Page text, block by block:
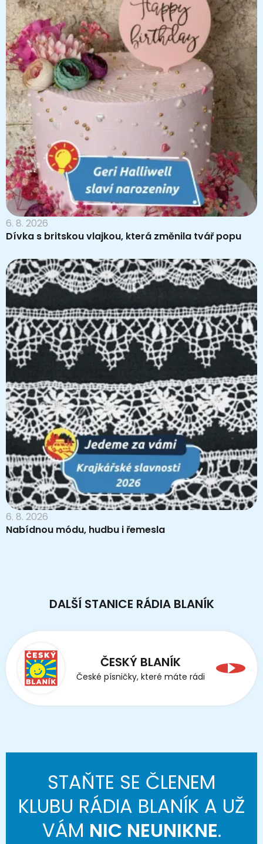
6. 8. 2026
Dívka s britskou vlajkou, která změnila tvář popu
6. 8. 2026
Nabídnou módu, hudbu i řemesla
DALŠÍ STANICE RÁDIA BLANÍK
ČESKÝ BLANÍK
České písničky, které máte rádi
STAŇTE SE ČLENEM
KLUBU RÁDIA BLANÍK A UŽ
VÁM NIC NEUNIKNE.